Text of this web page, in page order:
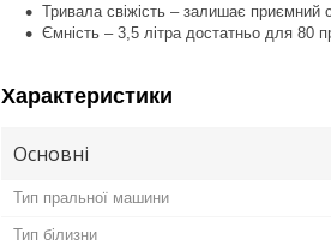
Тривала свіжість – залишає приємний
Ємність – 3,5 літра достатньо для 80
Характеристики
Основні
Тип пральної машини
Тип білизни